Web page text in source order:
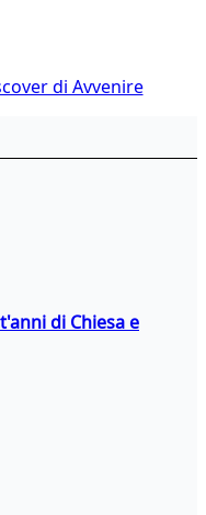
di Avvenire
di Chiesa e